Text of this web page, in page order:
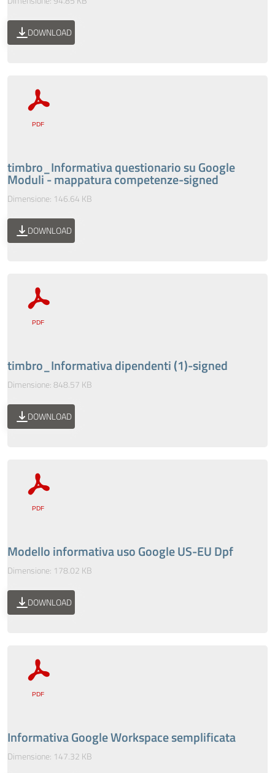
DOWNLOAD
timbro_Informativa questionario su Google
Moduli - mappatura competenze-signed
Dimensione: 146.64 KB
DOWNLOAD
timbro_Informativa dipendenti (1)-signed
Dimensione: 848.57 KB
DOWNLOAD
Modello informativa uso Google US-EU Dpf
Dimensione: 178.02 KB
DOWNLOAD
Informativa Google Workspace semplificata
Dimensione: 147.32 KB